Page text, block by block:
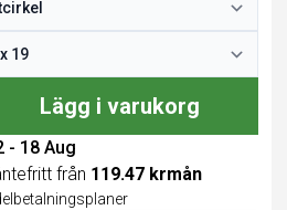
Lägg i varukorg
- 18 Aug
från 119.47 krmån